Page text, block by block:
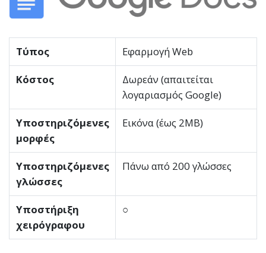
Τύπος Εφαρμογή Web
Κόστος
Δωρεάν (απαιτείται
λογαριασμός Google)
Υποστηριζόμενες
μορφές
Εικόνα (έως 2MB)
Υποστηριζόμενες
γλώσσες
Πάνω από 200 γλώσσες
Υποστήριξη
χειρόγραφου
○